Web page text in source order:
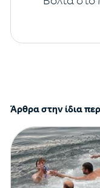
Άρθρα στην ίδια